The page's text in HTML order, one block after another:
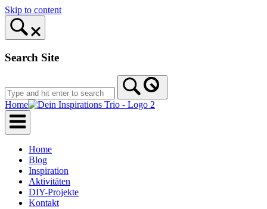
Skip to content
Search Site
Home
Home
Blog
Inspiration
Aktivitäten
DIY-Projekte
Kontakt